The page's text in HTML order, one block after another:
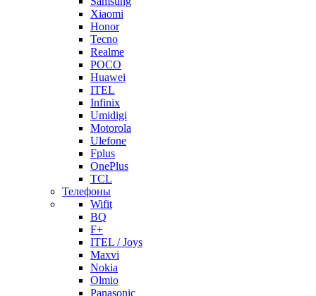
Xiaomi
Honor
Tecno
Realme
POCO
Huawei
ITEL
Infinix
Umidigi
Motorola
Ulefone
Fplus
OnePlus
TCL
Телефоны
Wifit
BQ
F+
ITEL / Joys
Maxvi
Nokia
Olmio
Panasonic